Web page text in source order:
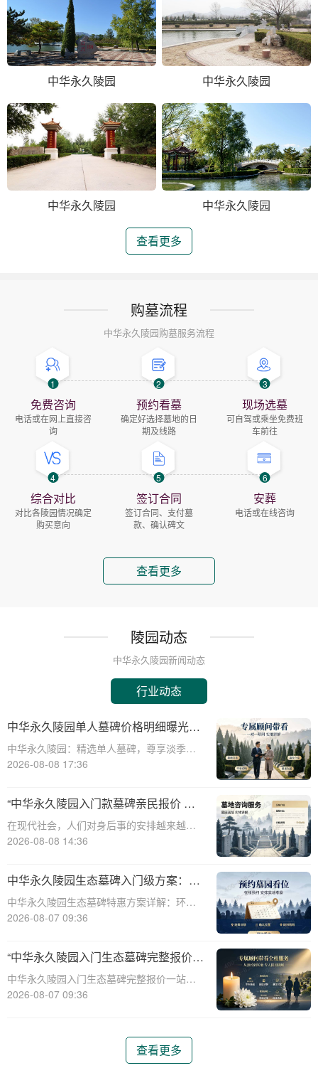
中华永久陵园 中华永久陵园
中华永久陵园 中华永久陵园
查看更多
购墓流程
中华永久陵园购墓服务流程
1
免费咨询
电话或在网上直接咨
询
2
预约看墓
确定好选择墓地的日
期及线路
3
现场选墓
可自驾或乘坐免费班
车前往
4
综合对比
对比各陵园情况确定
购买意向
5
签订合同
签订合同、支付墓
款、确认碑文
6
安葬
电话或在线咨询
查看更多
陵园动态
中华永久陵园新闻动态
行业动态
中华永久陵园单人墓碑价格明细曝光：
淡季下单立省数千，限时优惠深度解析
中华永久陵园：精选单人墓碑，尊享淡季限
时优惠☎ 中华永久陵园电话:400-838-5063
始终以提供高品质的墓碑产品和服务为己
任。本文将全面解析中华永久陵园多款
2026-08-08 17:36
“中华永久陵园入门款墓碑亲民报价 一
次性付清享折上折：超值优惠与便捷选
择的完美结合”
在现代社会，人们对身后事的安排越来越重
视，而墓碑作为逝者最后的尊严象征，其选
为中国领先的陵园品牌，始终致力于为家属
提供高品质、个性化的墓碑选择，同时注重
亲民价格和
2026-08-08 14:36
中华永久陵园生态墓碑入门级方案：完
整报价与一站式服务打包特惠解析
中华永久陵园生态墓碑特惠方案详解：环
保、经济、个性化选择☎ 中华永久陵园电
提升，选择一个环保且经济的陵园及墓碑成
为许多家庭的考虑。中华永久陵园，作
2026-08-07 09:36
“中华永久陵园入门生态墓碑完整报价
一站式服务打包特惠详解”
中华永久陵园入门生态墓碑完整报价一站式
服务打包特惠详解☎ 中华永久陵园电话:400-
碑服务。生态墓碑作为一种环保、
2026-08-07 09:36
查看更多